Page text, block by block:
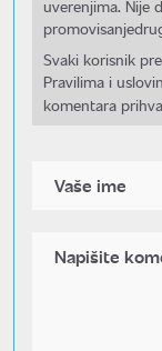
uverenjima. Nije
Svaki korisnik
Pravilima i
komentara